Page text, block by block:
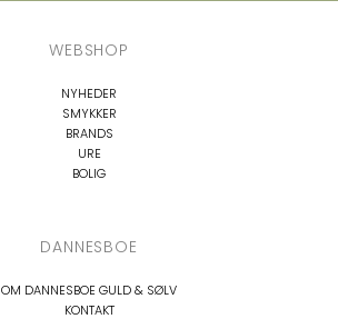
WEBSHOP
NYHEDER
SMYKKER
BRANDS
URE
BOLIG
DANNESBOE
OM DANNESBOE GULD & SØLV
KONTAKT